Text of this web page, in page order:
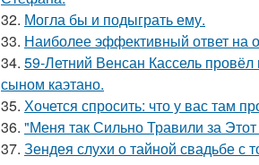
32. Могла бы и подыграть ему.
33. Наиболее эффективный ответ на
34. 59-Летний Венсан Кассель
сыном каэтано.
35. Хочется спросить: что у вас там
36. "Меня так Сильно Травили за
37. Зендея слухи о тайной свадьбе с